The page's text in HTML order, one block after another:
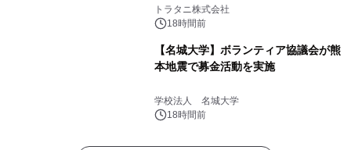
説
トラタニ株式会社
18時間前
【名城大学】ボランティア協議会が熊
本地震で募金活動を実施
学校法人 名城大学
18時間前